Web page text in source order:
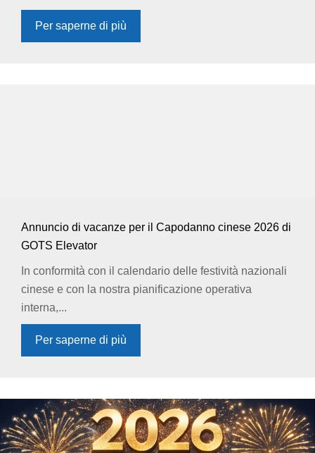
Per saperne di più
Annuncio di vacanze per il Capodanno cinese 2026 di
GOTS Elevator
In conformità con il calendario delle festività nazionali
cinese e con la nostra pianificazione operativa
interna,...
Per saperne di più